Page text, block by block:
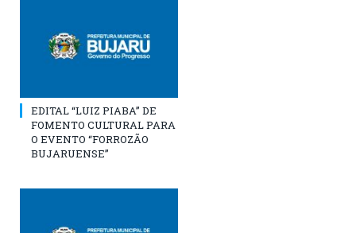
EDITAL “LUIZ PIABA” DE
FOMENTO CULTURAL PARA
O EVENTO “FORROZÃO
BUJARUENSE”